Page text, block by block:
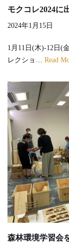
モクコレ2024に
2024年1月15日
1月11日(木)-12日(
レクショ… Read
森林環境学習会